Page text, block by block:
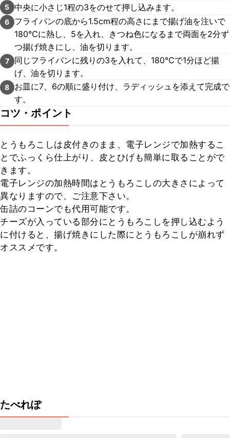
5 中央に小さじ1程の3をのせて押し込みます。
6
フライパンの底から1.5cm程の高さにまで揚げ油を注いで
180℃に熱し、5を入れ、きつね色になるまで両面を2分ず
つ揚げ焼きにし、油を切ります。
7
同じフライパンに残りの3を入れて、180℃で1分ほど揚
げ、油を切ります。
8
お皿に7、6の順に盛り付け、ラディッシュを添えて完成で
す。
コツ・ポイント
とうもろこしは皮付きのまま、電子レンジで加熱するこ
とでふっくら仕上がり、皮とひげも簡単に取ることがで
きます。
電子レンジの加熱時間はとうもろこしの大きさによって
異なりますので、ご注意下さい。
缶詰のコーンでも代用可能です。
チーズが入っている部分にとうもろこしを押し込むよう
に付けると、揚げ焼きにした際にとうもろこしが崩れず
オススメです。
たべれぽ